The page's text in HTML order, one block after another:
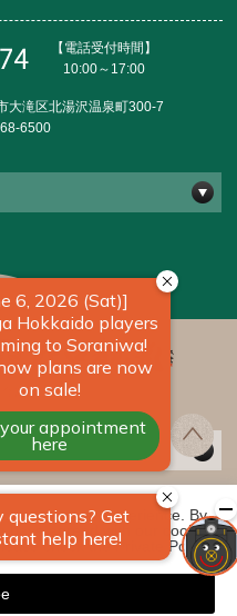
【電話受付時間】
10:00～17:00
滝区北湯沢温泉町300-7
6500
ワ｜【公式】北海道の温泉宿 野口観
RESERVED
your user experience. By
have agreed with our cookie
check the Private Policy.